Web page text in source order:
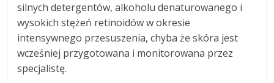
silnych detergentów, alkoholu denaturowanego i
wysokich stężeń retinoidów w okresie
intensywnego przesuszenia, chyba że skóra jest
wcześniej przygotowana i monitorowana przez
specjalistę.